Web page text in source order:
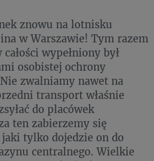
znowu na lotnisku
w Warszawie! Tym razem
wypełniony był
osobistej ochrony
zwalniamy nawet na
transport właśnie
do placówek
ten zabierzemy się
tylko dojedzie on do
centralnego. Wielkie